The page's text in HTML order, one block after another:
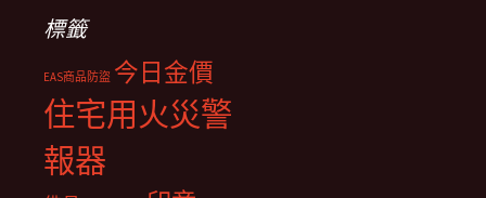
標籤
EAS商品防盜 今日金價
住宅用火災警
報器